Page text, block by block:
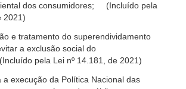
dos consumidores; (Incluído pela
2021)
e tratamento do superendividamento
a exclusão social do
pela Lei nº 14.181, de 2021)
a execução da Política Nacional das